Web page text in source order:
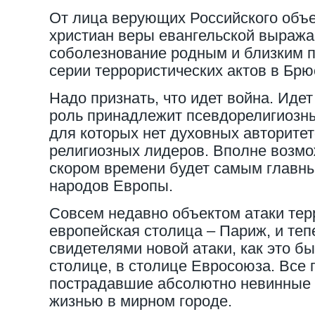
От лица верующих Российского
христиан веры евангельской
соболезнование родным и близким
серии террористических актов в
Надо признать, что идет война.
роль принадлежит
для которых нет духовных
религиозных лидеров. Вполне
скором времени будет самым
народов Европы.
Совсем недавно объектом атаки
европейская столица – Париж, и
свидетелями новой атаки, как это
столице, в столице Евросоюза. Все
пострадавшие абсолютно
жизнью в мирном городе.